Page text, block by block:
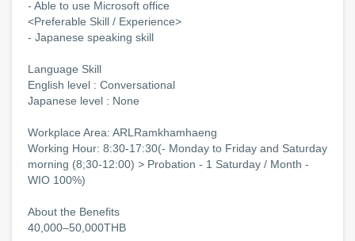
- Able to use Microsoft office
<Preferable Skill / Experience>
- Japanese speaking skill
Language Skill
English level : Conversational
Japanese level : None
Workplace Area: ARLRamkhamhaeng
Working Hour: 8:30-17:30(- Monday to Friday and Saturday
morning (8;30-12:00) > Probation - 1 Saturday / Month -
WIO 100%)
About the Benefits
40,000–50,000THB